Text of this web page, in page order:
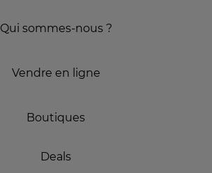
Qui sommes-nous ?
Vendre en ligne
Boutiques
Deals